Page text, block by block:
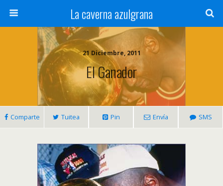
La caverna azulgrana
21 Diciembre, 2011
El Ganador
Comparte Tuitea Pin Envía SMS